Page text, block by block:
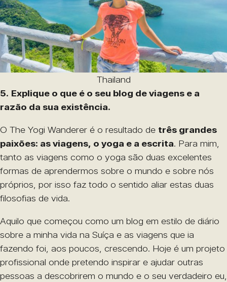
Thailand
5. Explique o que é o seu blog de viagens e a
razão da sua existência.
O The Yogi Wanderer é o resultado de três grandes
paixões: as viagens, o yoga e a escrita. Para mim,
tanto as viagens como o yoga são duas excelentes
formas de aprendermos sobre o mundo e sobre nós
próprios, por isso faz todo o sentido aliar estas duas
filosofias de vida.
Aquilo que começou como um blog em estilo de diário
sobre a minha vida na Suíça e as viagens que ia
fazendo foi, aos poucos, crescendo. Hoje é um projeto
profissional onde pretendo inspirar e ajudar outras
pessoas a descobrirem o mundo e o seu verdadeiro eu,